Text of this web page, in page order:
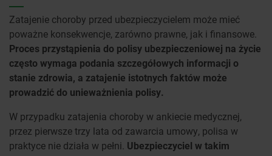
Zatajenie choroby przed ubezpieczycielem może mieć
poważne konsekwencje, zarówno prawne, jak i finansowe.
Proces przystąpienia do polisy ubezpieczeniowej na życie
często wymaga podania szczegółowych informacji o
stanie zdrowia, a zatajenie istotnych faktów może
prowadzić do unieważnienia polisy.
W przypadku zatajenia choroby w ankiecie medycznej,
przez pierwsze trzy lata od zawarcia umowy, polisa w
praktyce nie działa w pełni. Ubezpieczyciel w takim